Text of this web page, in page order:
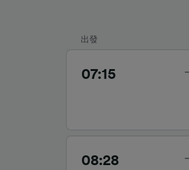
出發
07:15
08:28